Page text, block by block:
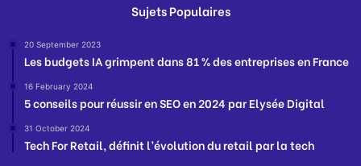
Sujets Populaires
20 September 2023
Les budgets IA grimpent dans 81 % des entreprises en France
16 February 2024
5 conseils pour réussir en SEO en 2024 par Elysée Digital
31 October 2024
Tech For Retail, définit l’évolution du retail par la tech